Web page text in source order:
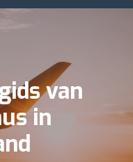
van
in